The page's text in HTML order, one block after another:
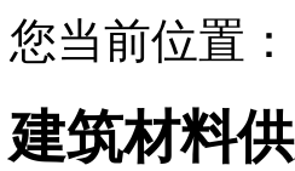
您当前位置：
建筑材料